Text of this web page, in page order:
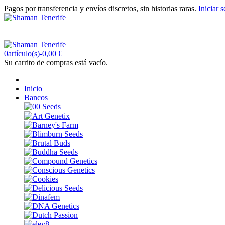
Pagos por transferencia y envíos discretos, sin historias raras. Iniciar
0artículo(s)-0,00 €
Su carrito de compras está vacío.
Inicio
Bancos